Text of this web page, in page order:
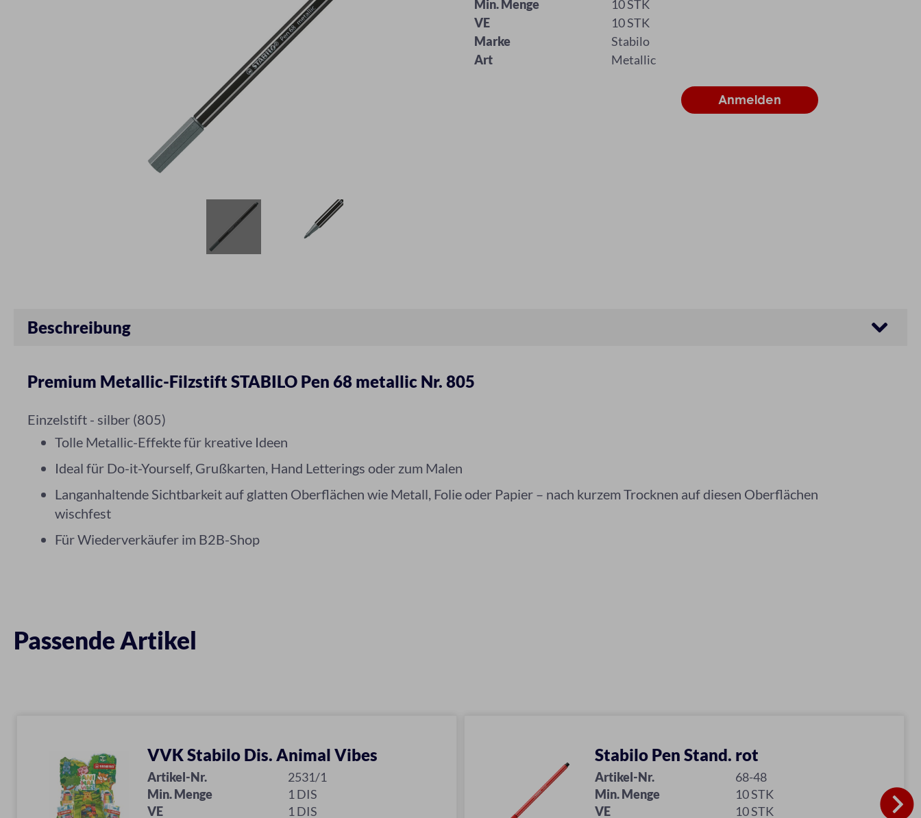
Min. Menge
10 STK
VE
10 STK
Marke
Stabilo
Art
Metallic
Beschreibung
Premium Metallic-Filzstift STABILO Pen 68 metallic Nr. 805
Einzelstift - silber (805)
Tolle Metallic-Effekte für kreative Ideen
Ideal für Do-it-Yourself, Grußkarten, Hand Letterings oder zum Malen
Langanhaltende Sichtbarkeit auf glatten Oberflächen wie Metall, Folie oder Papier – nach kurzem Trocknen auf diesen Oberflächen
wischfest
Für Wiederverkäufer im B2B-Shop
Passende Artikel
VVK Stabilo Dis. Animal Vibes
Artikel-Nr.
2531/1
Min. Menge
1 DIS
VE
1 DIS
Stabilo Pen Stand. rot
Artikel-Nr.
68-48
Min. Menge
10 STK
VE
10 STK